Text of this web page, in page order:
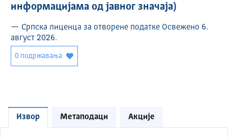
информацијама од јавног значаја)
— Српска лиценца за отворене податке Освежено 6.
август 2026.
0 подржавања
Извор Метаподаци Акције